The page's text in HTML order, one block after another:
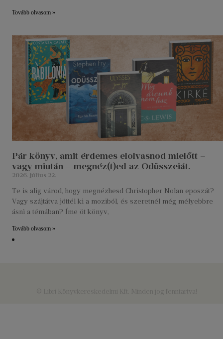
Tovább olvasom »
Pár könyv, amit érdemes elolvasnod mielőtt –
vagy miután – megnéz(t)ed az Odüsszeiát.
2026. július 22.
Te is alig várod, hogy megnézhesd Christopher Nolan eposzát?
Vagy szájtátva jöttél ki a moziból, és szeretnél még mélyebbre
ásni a témában? Íme öt könyv,
Tovább olvasom »